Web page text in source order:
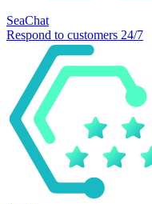
SeaChat
Respond to customers 24/7